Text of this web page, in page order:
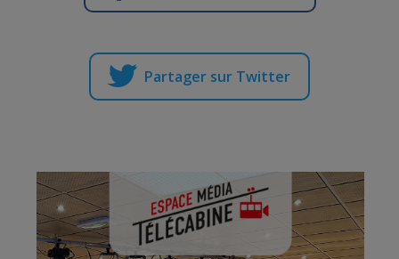
Partager sur Twitter